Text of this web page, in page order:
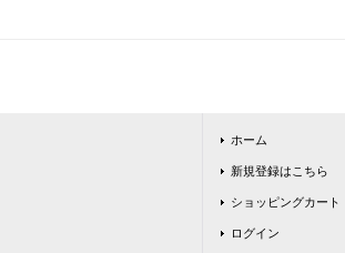
ホーム
新規登録はこちら
ショッピングカート
ログイン